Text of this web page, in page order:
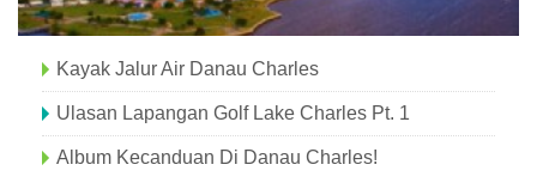
Kayak Jalur Air Danau Charles
Ulasan Lapangan Golf Lake Charles Pt. 1
Album Kecanduan Di Danau Charles!